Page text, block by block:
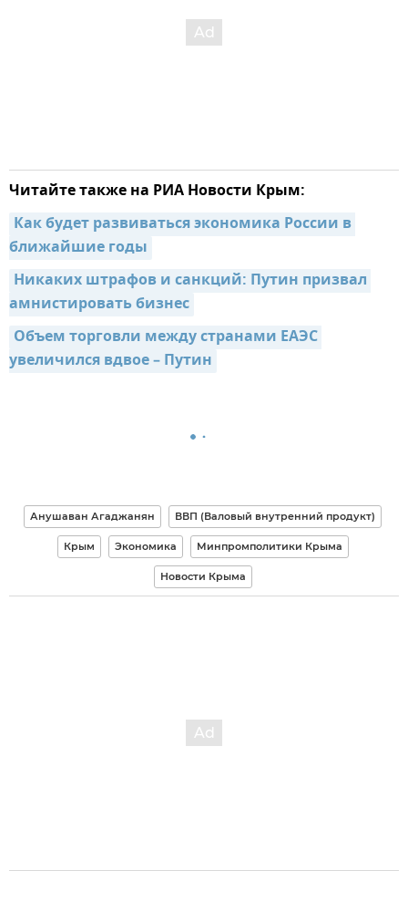
Читайте также на РИА Новости Крым:
Как будет развиваться экономика России в
ближайшие годы
Никаких штрафов и санкций: Путин призвал
амнистировать бизнес
Объем торговли между странами ЕАЭС
увеличился вдвое – Путин
Анушаван Агаджанян ВВП (Валовый внутренний продукт)
Крым Экономика Минпромполитики Крыма
Новости Крыма